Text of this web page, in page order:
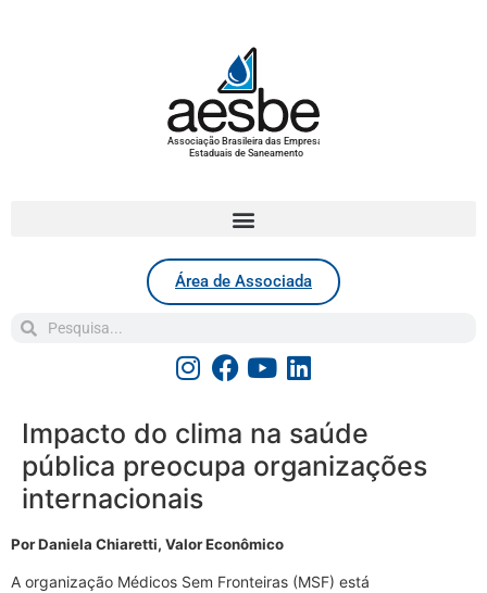
Associação Brasileira das Empresas
Estaduais de Saneamento
Área de Associada
Impacto do clima na saúde
pública preocupa organizações
internacionais
Por Daniela Chiaretti, Valor Econômico
A organização Médicos Sem Fronteiras (MSF) está